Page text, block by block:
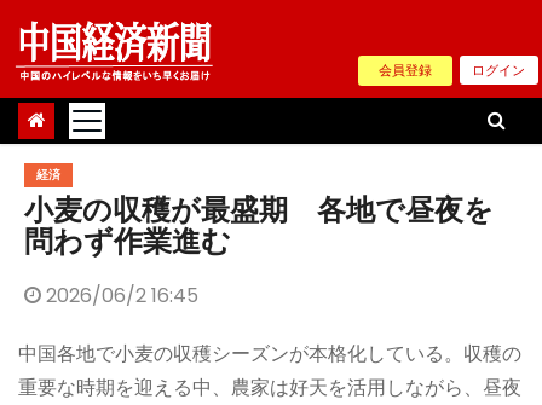
Skip
content
会員登録 ログイン
経済
小麦の収穫が最盛期 各地で昼夜を
問わず作業進む
2026/06/2 16:45
中国各地で小麦の収穫シーズンが本格化している。収穫の
重要な時期を迎える中、農家は好天を活用しながら、昼夜